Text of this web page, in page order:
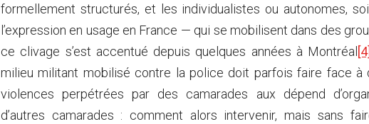
formellement structurés, et les individualistes ou autonomes,
l’expression en usage en France — qui se mobilisent dans des
ce clivage s’est accentué depuis quelques années à Montréal[4]
milieu militant mobilisé contre la police doit parfois faire face à
violences perpétrées par des camarades aux dépend
d’autres camarades : comment alors intervenir, mais sans